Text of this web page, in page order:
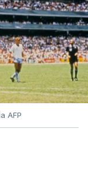
AFP